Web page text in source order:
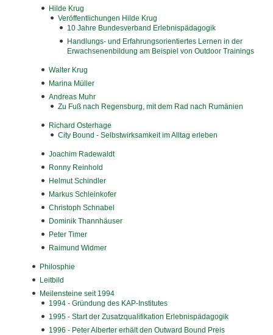
Hilde Krug
Veröffentlichungen Hilde Krug
10 Jahre Bundesverband Erlebnispädagogik
Handlungs- und Erfahrungsorientiertes Lernen in der
Erwachsenenbildung am Beispiel von Outdoor Trainings
Walter Krug
Marina Müller
Andreas Muhr
Zu Fuß nach Regensburg, mit dem Rad nach Rumänien
Richard Osterhage
City Bound - Selbstwirksamkeit im Alltag erleben
Joachim Radewaldt
Ronny Reinhold
Helmut Schindler
Markus Schleinkofer
Christoph Schnabel
Dominik Thannhäuser
Peter Timer
Raimund Widmer
Philosphie
Leitbild
Meilensteine seit 1994
1994 - Gründung des KAP-Institutes
1995 - Start der Zusatzqualifikation Erlebnispädagogik
1996 - Peter Alberter erhält den Outward Bound Preis